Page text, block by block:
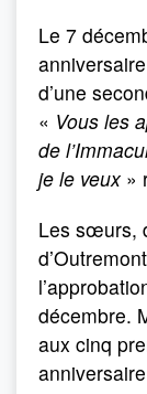
Le 7
d’une
« Vous les
de
je le veux »
Les sœurs,
décembre.
aux cinq